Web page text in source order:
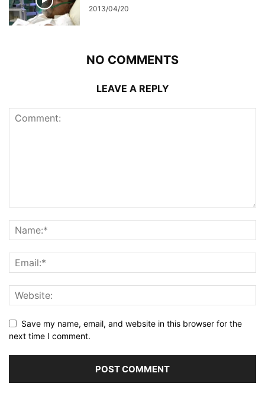
2013/04/20
NO COMMENTS
LEAVE A REPLY
Save my name, email, and website in this browser for the
next time I comment.